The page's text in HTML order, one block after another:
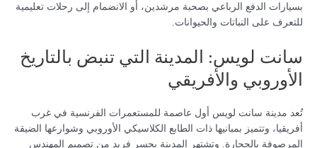
بسيارات الدفع الرباعي بصحبة مرشدين، أو الانضمام إلى رحلات تعليمية
للتعرف على النباتات والحيوانات.
سانت لويس: المدينة التي تنبض بالتاريخ
الأوروبي والأفريقي
تُعد مدينة سانت لويس أول عاصمة للمستعمرات الفرنسية في غرب
أفريقيا، وتتميز بمبانيها ذات الطابع الكلاسيكي الأوروبي وشوارعها الضيقة
المرصوفة بالحجارة. وتشتهر المدينة بجسر فريد من تصميم المهندس